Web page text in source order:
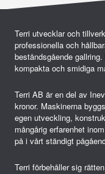
s
n
a
v
i
g
e
r
Terri utvecklar och
professionella och
beståndsgående
kompakta och smidiga
Terri AB är en del av
kronor. Maskinerna
egen utveckling,
mångårig erfarenhet
på i vårt ständigt
Terri förbehåller sig